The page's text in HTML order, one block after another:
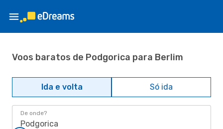
Voos baratos de Podgorica para Berlim
Ida e volta Só ida
De onde?
Podgorica